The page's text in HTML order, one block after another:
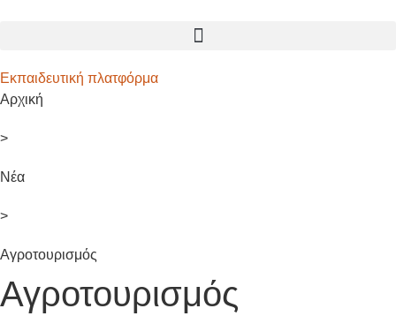
Εκπαιδευτική πλατφόρμα
Αρχική
>
Νέα
>
Αγροτουρισμός
Αγροτουρισμός